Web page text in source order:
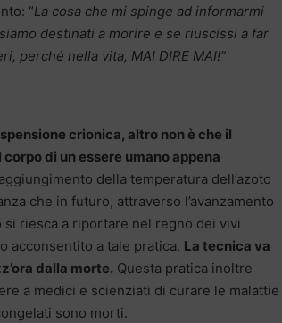
“La cosa che mi spinge ad informarmi
destinati a morire e se riuscissi a far
perché nella vita, MAI DIRE MAI!”
crionica, altro non è che il
di un essere umano appena
della temperatura dell’azoto
che in futuro, attraverso l’avanzamento
riesca a riportare nel regno dei vivi
acconsentito a tale pratica. La tecnica va
dalla morte. Questa pratica inoltre
a medici e scienziati di curare le malattie
sono morti.